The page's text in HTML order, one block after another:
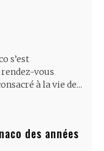
s’est
vous
à la vie de...
des années